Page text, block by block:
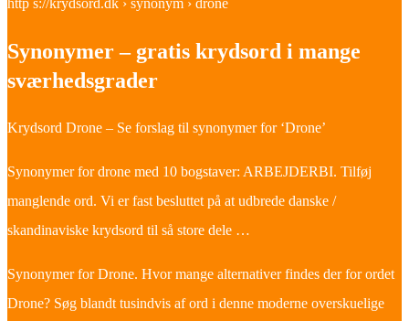
Synonymer – gratis krydsord i mange
sværhedsgrader
Krydsord Drone – Se forslag til synonymer for ‘Drone’
Synonymer for drone med 10 bogstaver: ARBEJDERBI. Tilføj
manglende ord. Vi er fast besluttet på at udbrede danske /
skandinaviske krydsord til så store dele …
Synonymer for Drone. Hvor mange alternativer findes der for ordet
Drone? Søg blandt tusindvis af ord i denne moderne overskuelige